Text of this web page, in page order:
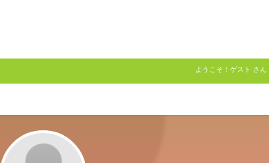
ようこそ！ ゲスト さん